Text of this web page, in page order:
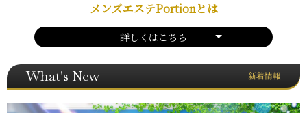
メンズエステPortionとは
詳しくはこちら
What's New 新着情報